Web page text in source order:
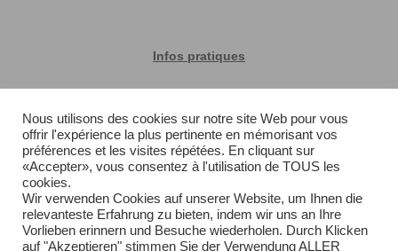
Infos pratiques
Conditions générales de vente
Livraison rapide
Plan du site
Nous utilisons des cookies sur notre site Web pour vous
offrir l'expérience la plus pertinente en mémorisant vos
préférences et les visites répétées. En cliquant sur
«Accepter», vous consentez à l'utilisation de TOUS les
cookies.
Wir verwenden Cookies auf unserer Website, um Ihnen die
relevanteste Erfahrung zu bieten, indem wir uns an Ihre
Vorlieben erinnern und Besuche wiederholen. Durch Klicken
auf "Akzeptieren" stimmen Sie der Verwendung ALLER